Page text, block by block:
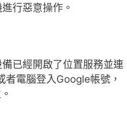
行惡意操作。
已經開啟了位置服務並連
電腦登入Google帳號，